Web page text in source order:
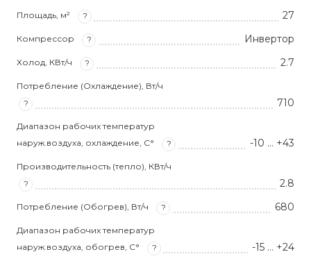
Площадь, м² ? 27
Компрессор ? Инвертор
Холод, КВт/ч ? 2.7
Потребление (Охлаждение), Вт/ч
?
710
Диапазон рабочих температур
наруж.воздуха, охлаждение, С°
? -10 … +43
Производительность (тепло), КВт/ч
?
2.8
Потребление (Обогрев), Вт/ч ? 680
Диапазон рабочих температур
наруж.воздуха, обогрев, С°
? -15 … +24